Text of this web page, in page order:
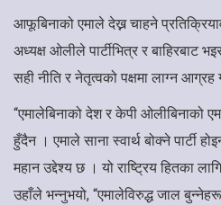
आफूबिनाको एमाले देख्न चाहने
अध्यक्ष ओलीले पार्टीभित्र र बाहिरबाट
सही नीति र नेतृत्वको पक्षमा लाग्न आग्रह
“एमालेबिनाको देश र केपी ओलीबिनाको
हुँदैन । एमाले साना स्वार्थ बोक्ने पार्टी
महान उद्देश्य छ । यो राष्ट्रिय हितका
उहाँले भन्नुभयो, “एमालेविरुद्ध जाल